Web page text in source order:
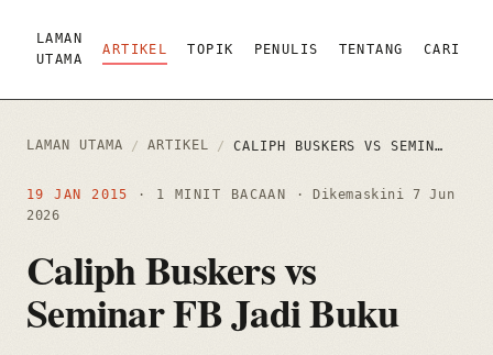
LAMAN
UTAMA
ARTIKEL TOPIK PENULIS TENTANG CARI
LAMAN UTAMA / ARTIKEL / CALIPH BUSKERS VS SEMINAR FB JADI BUKU
19 JAN 2015 · 1 MINIT BACAAN · Dikemaskini7 Jun
2026
Caliph Buskers vs
Seminar FB Jadi Buku